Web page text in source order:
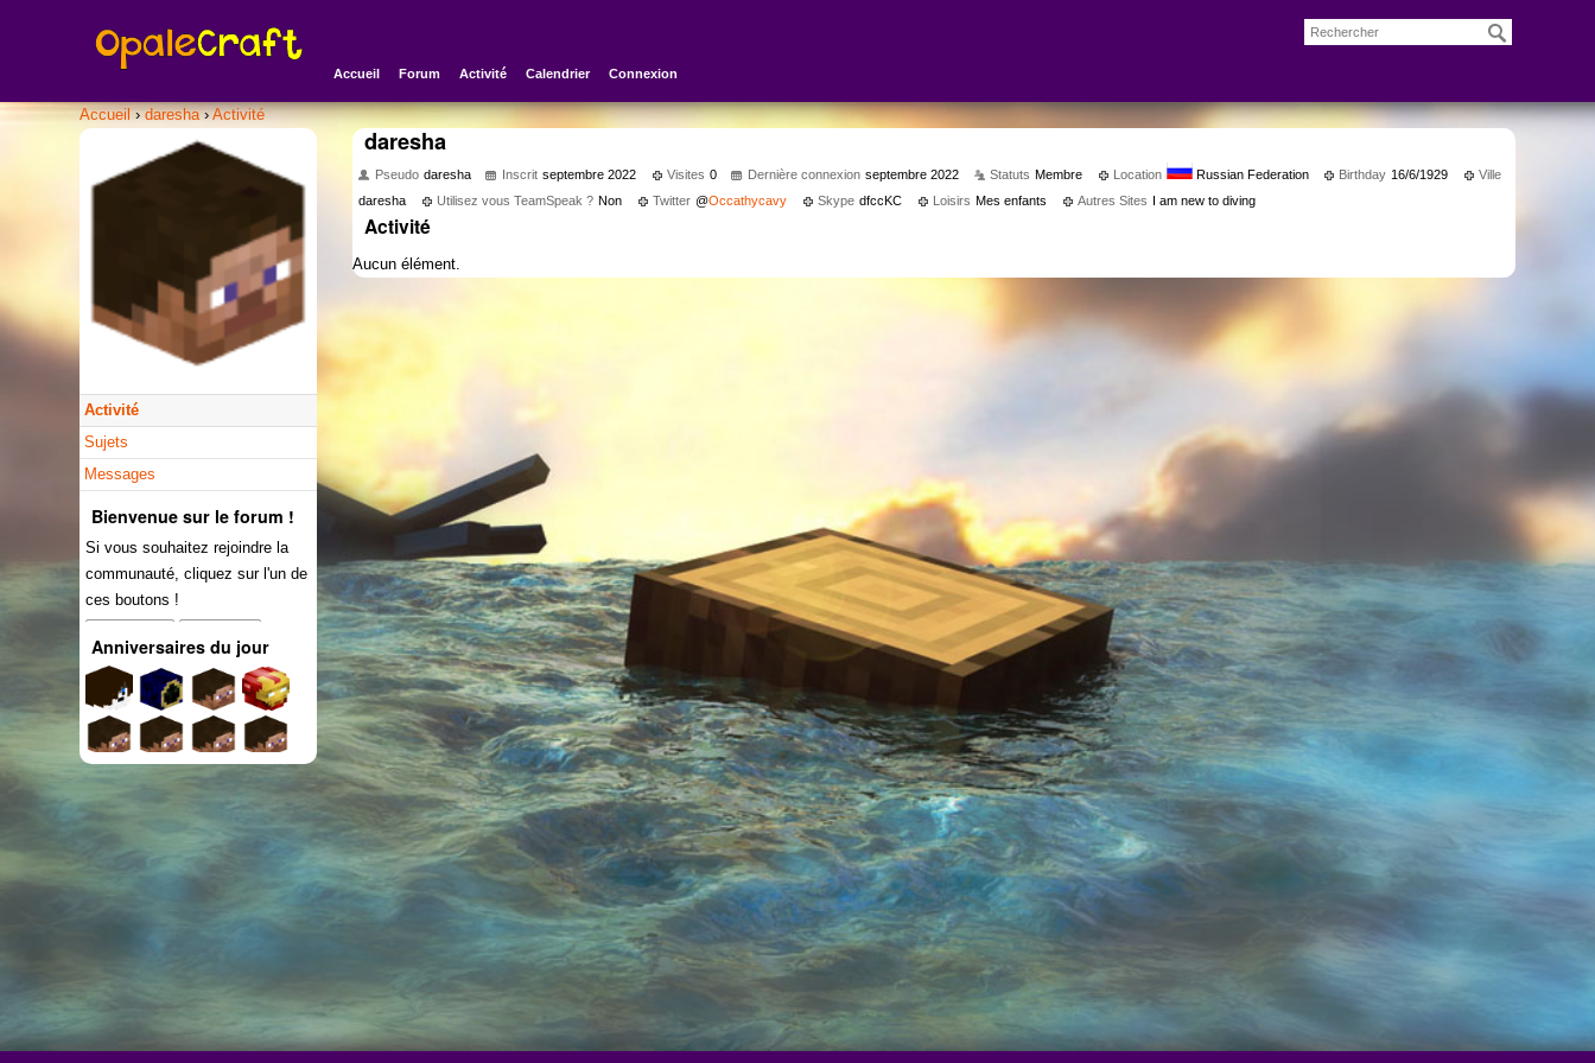
Accueil Forum Activité Calendrier Connexion
Accueil › daresha › Activité
Activité
Sujets
Messages
Bienvenue sur le forum !
Si vous souhaitez rejoindre la
communauté, cliquez sur l'un de
ces boutons !
Anniversaires du jour
daresha
Pseudo daresha Inscrit septembre 2022 Visites 0 Dernière connexion septembre 2022 Statuts Membre Location Russian Federation Birthday 16/6/1929
Ville
daresha
Utilisez vous TeamSpeak ? Non Twitter @Occathycavy Skype dfccKC Loisirs Mes enfants Autres Sites I am new to diving
Activité
Aucun élément.